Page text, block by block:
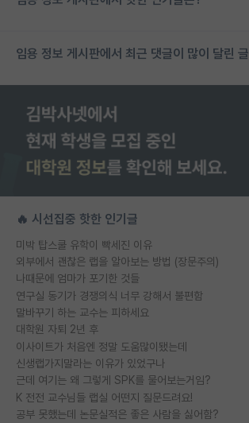
임용 정보 게시판에서 최근 댓글이 많이 달린 글
🔥 시선집중 핫한 인기글
미박 탑스쿨 유학이 빡세진 이유
외부에서 괜찮은 랩을 알아보는 방법 (장문주의)
나때문에 엄마가 포기한 것들
연구실 동기가 경쟁의식 너무 강해서 불편함
말바꾸기 하는 교수는 피하세요
대학원 자퇴 2년 후
이사이트가 처음엔 정말 도움많이됐는데
신생랩가지말라는 이유가 있었구나
근데 여기는 왜 그렇게 SPK를 물어보는거임?
K 전전 교수님들 랩실 어떤지 질문드려요!
공부 못했는데 논문실적은 좋은 사람을 싫어함?